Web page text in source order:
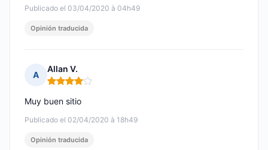
Publicado el 03/04/2020 à 04h49
Opinión traducida
A
Allan V.
Nota: 4 de 5
Publicado el 02/04/2020 à 18h49
Muy buen sitio
Opinión traducida